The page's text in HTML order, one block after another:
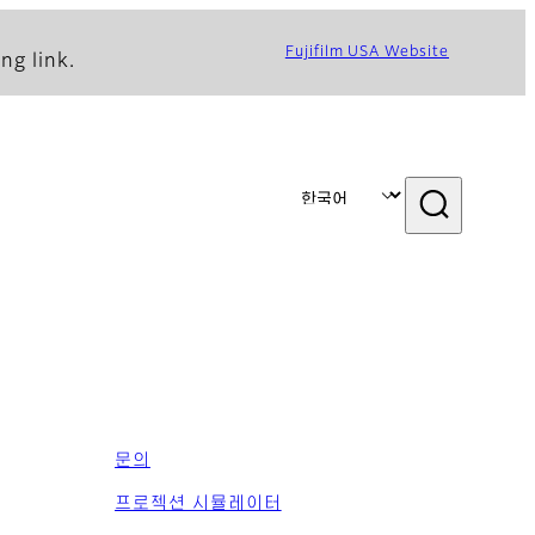
link. Fujifilm USA Website
문의
프로젝션 시뮬레이터